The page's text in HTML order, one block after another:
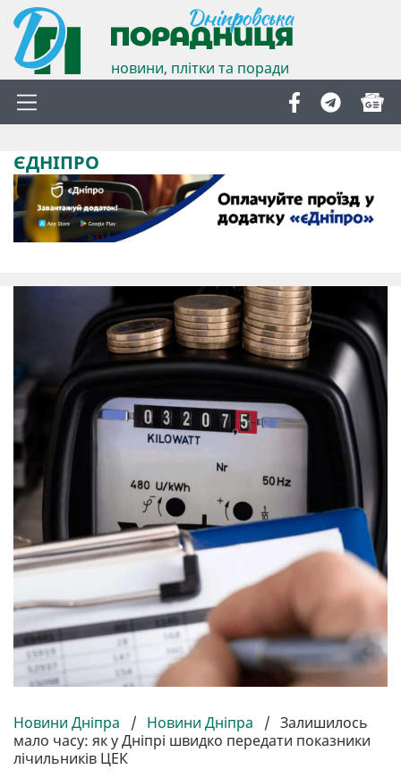
новини, плітки та поради
ЄДНІПРО
Новини Дніпра / Новини Дніпра / Залишилось
мало часу: як у Дніпрі швидко передати показники
лічильників ЦЕК